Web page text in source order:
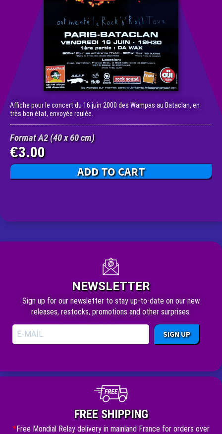
Affiche pour le concert du 16 juin 2000 des Wampas au Bataclan, en
très bon état, envoyée roulée.
Format A2 (40 x 60 cm)
€3.00
ADD TO CART
NEWSLETTER
Sign up for our newsletter to stay up-to-date on our new
releases, restocks, promotions and other surprises.
SIGN UP
FREE SHIPPING
*Free Mondial Relay delivery in mainland France for orders over